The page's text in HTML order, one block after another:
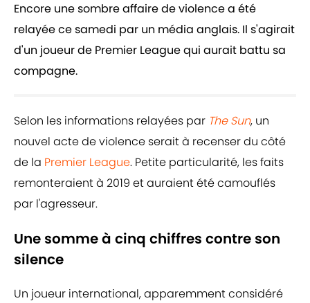
Encore une sombre affaire de violence a été
relayée ce samedi par un média anglais. Il s'agirait
d'un joueur de Premier League qui aurait battu sa
compagne.
Selon les informations relayées par The Sun, un
nouvel acte de violence serait à recenser du côté
de la Premier League. Petite particularité, les faits
remonteraient à 2019 et auraient été camouflés
par l'agresseur.
Une somme à cinq chiffres contre son
silence
Un joueur international, apparemment considéré